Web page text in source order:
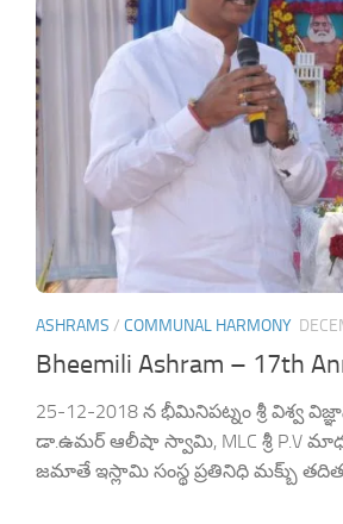
ASHRAMS / COMMUNAL HARMONY
Bheemili Ashram – 17th
25-12-2018 న భీమినిపట్నం శ్రీ విశ్వ
డా.ఉమర్ ఆలీషా స్వామి, MLC శ్రీ P.V
జమాతే ఇస్లామి సంస్థ ప్రతినిధి మక్బు్